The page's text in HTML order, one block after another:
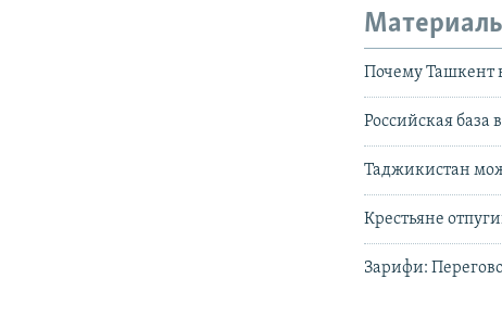
Почему Ташкент
Российская база
Таджикистан
Крестьяне
Зарифи: